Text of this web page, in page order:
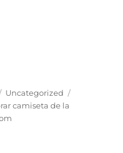
Categorías
Uncategorized
camiseta de la